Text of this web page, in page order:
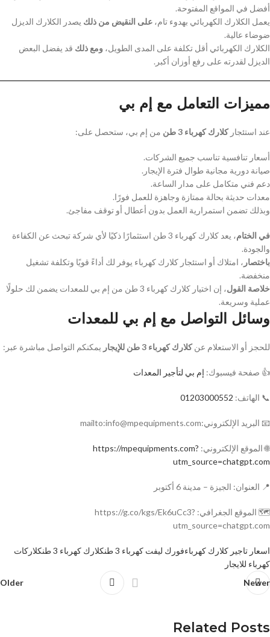
أفضل في المواقع المفتوحة.
يعمل الكلارك الكهربائي بهدوء تام، على النقيض من ذلك يصدر الكلارك الديزل
ضوضاء عالية.
الكلارك الكهربائي أقل تكلفة على المدى الطويل، ومع ذلك قد يفضل البعض
الديزل لقدرته على رفع أوزان أكبر.
مميزات التعامل مع إم بي
عند استئجاركلارك كهرباء 3 طن من إم بي، ستحصل على:
أسعار تنافسية تناسب جميع الشركات.
صيانة دورية مجانية طوال فترة الإيجار.
دعم فني متكامل على مدار الساعة.
معدات حديثة بحالة ممتازة وجاهزة للعمل فورًا.
وبذلك تضمن استمرارية العمل بدون أعطال أو توقف مفاجئ.
في الختام
، يعد كلارك كهرباء 3 طن استثمارًا ذكيًا لأي شركة تبحث عن الكفاءة
والجودة.
باختصار ، امتلاك أو استئجار كلارك كهرباء يوفر لك أداءً قويًا وتكلفة تشغيل
منخفضة.
خلاصة القول
، إن اختيار كلارك كهرباء 3 طن من إم بي للمعدات يضمن لك حلولًا
عملية وسريعة.
وسائل التواصل مع إم بي للمعدات
للحجز أو الاستعلام عنكلارك كهرباء 3 طن للإيجار يمكنكم التواصل مباشرة عبر:
👍 صفحة فيسبوك: إم بي لتأجير المعدات
📞 الهاتف: 01203000552
📧 البريد الإلكتروني:mailto:info@mpequipments.com
🌐 الموقع الإلكتروني: https://mpequipments.com?
utm_source=chatgpt.com
📍 العنوان: الجيزة – مدينة 6 أكتوبر
🗺️ الموقع الجغرافي: https://g.co/kgs/Ek6uCc3?
utm_source=chatgpt.com
اسعار تاجير كلارك كهرباءفورك ليفت كهرباء 3 طن كلارك كهرباء 3 طن
كلاركات
كهرباء للايجار
Newer
Older
Related Posts